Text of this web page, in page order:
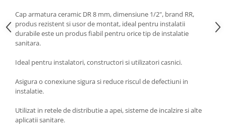
Cap armatura ceramic DR 8 mm, dimensiune 1/2", brand RR,
produs rezistent si usor de montat, ideal pentru instalatii
durabile este un produs fiabil pentru orice tip de instalatie
sanitara.
Ideal pentru instalatori, constructori si utilizatori casnici.
Asigura o conexiune sigura si reduce riscul de defectiuni in
instalatie.
Utilizat in retele de distributie a apei, sisteme de incalzire si alte
aplicatii sanitare.